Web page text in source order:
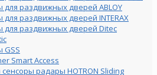
раздвижных дверей ABLOY
раздвижных дверей INTERAX
для раздвижных дверей Ditec
GSS
Smart Access
радары HOTRON Sliding